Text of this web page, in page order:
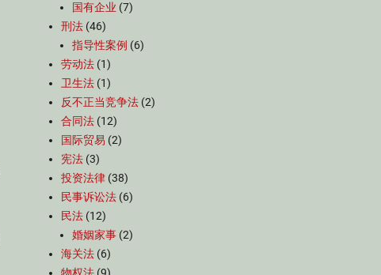
国有企业 (7)
刑法 (46)
指导性案例 (6)
劳动法 (1)
卫生法 (1)
反不正当竞争法 (2)
合同法 (12)
国际贸易 (2)
宪法 (3)
投资法律 (38)
民事诉讼法 (6)
民法 (12)
婚姻家事 (2)
海关法 (6)